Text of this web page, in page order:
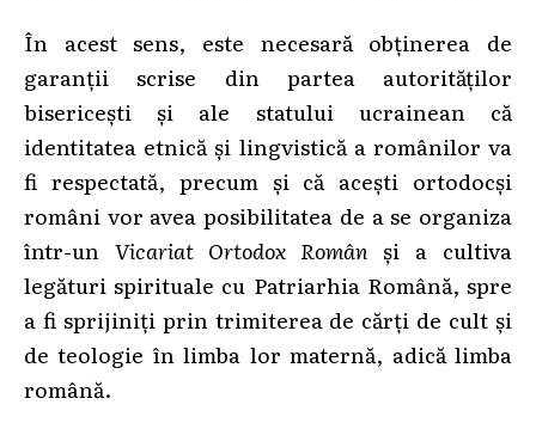
În acest sens, este necesară obținerea de
garanții scrise din partea autorităților
bisericești şi ale statului ucrainean că
identitatea etnică şi lingvistică a românilor va
fi respectată, precum şi că acești ortodocși
români vor avea posibilitatea de a se organiza
într-un Vicariat Ortodox Român şi a cultiva
legături spirituale cu Patriarhia Română, spre
a fi sprijiniți prin trimiterea de cărți de cult şi
de teologie în limba lor maternă, adică limba
română.